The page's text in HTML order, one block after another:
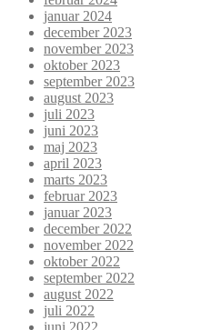
januar 2024
december 2023
november 2023
oktober 2023
september 2023
august 2023
juli 2023
juni 2023
maj 2023
april 2023
marts 2023
februar 2023
januar 2023
december 2022
november 2022
oktober 2022
september 2022
august 2022
juli 2022
juni 2022